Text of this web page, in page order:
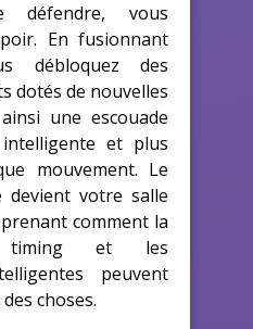
défendre, vous
En fusionnant
débloquez des
dotés de nouvelles
une escouade
et plus
mouvement. Le
devient votre salle
comment la
timing et les
peuvent
choses.